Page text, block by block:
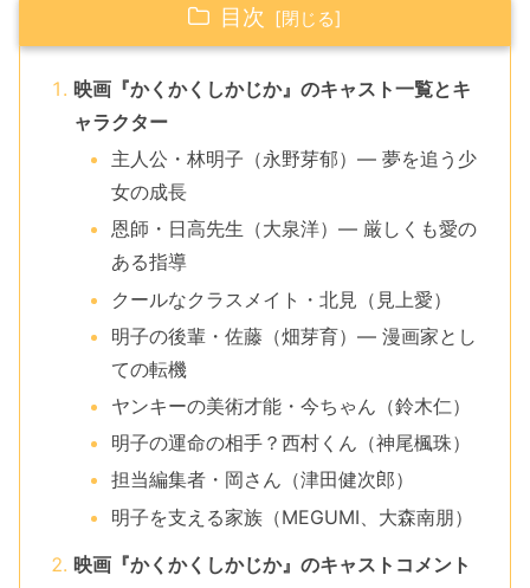
目次
映画『かくかくしかじか』のキャスト一覧とキ
ャラクター
主人公・林明子（永野芽郁）— 夢を追う少
女の成長
恩師・日高先生（大泉洋）— 厳しくも愛の
ある指導
クールなクラスメイト・北見（見上愛）
明子の後輩・佐藤（畑芽育）— 漫画家とし
ての転機
ヤンキーの美術才能・今ちゃん（鈴木仁）
明子の運命の相手？西村くん（神尾楓珠）
担当編集者・岡さん（津田健次郎）
明子を支える家族（MEGUMI、大森南朋）
映画『かくかくしかじか』のキャストコメント